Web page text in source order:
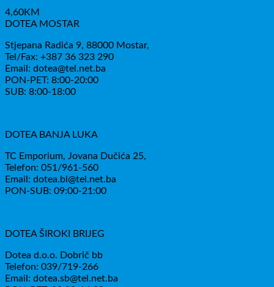
4,60KM
DOTEA MOSTAR
Stjepana Radića 9, 88000 Mostar,
Tel/Fax: +387 36 323 290
Email: dotea@tel.net.ba
PON-PET: 8:00-20:00
SUB: 8:00-18:00
DOTEA BANJA LUKA
TC Emporium, Jovana Dučića 25,
Telefon: 051/961-560
Email: dotea.bl@tel.net.ba
PON-SUB: 09:00-21:00
DOTEA ŠIROKI BRIJEG
Dotea d.o.o. Dobrič bb
Telefon: 039/719-266
Email: dotea.sb@tel.net.ba